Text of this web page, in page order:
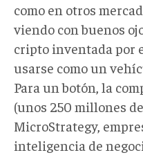
como en otros
viendo con buenos
cripto inventada por
usarse como un
Para un botón, la
(unos 250 millones
MicroStrategy,
inteligencia de